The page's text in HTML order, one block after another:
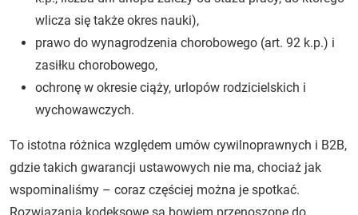
wlicza się także okres nauki),
prawo do wynagrodzenia chorobowego (art. 92 k.p.) i
zasiłku chorobowego,
ochronę w okresie ciąży, urlopów rodzicielskich i
wychowawczych.
To istotna różnica względem umów cywilnoprawnych i B2B,
gdzie takich gwarancji ustawowych nie ma, chociaż jak
wspominaliśmy – coraz częściej można je spotkać.
Rozwiązania kodeksowe są bowiem przenoszone do